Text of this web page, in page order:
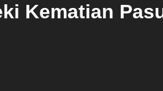
Kematian